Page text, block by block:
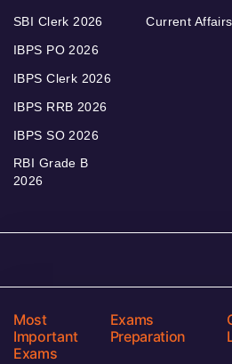
SBI Clerk 2026
IBPS PO 2026
IBPS Clerk 2026
IBPS RRB 2026
IBPS SO 2026
RBI Grade B
2026
Current Affairs
Most
Important
Exams
Exams
Preparation